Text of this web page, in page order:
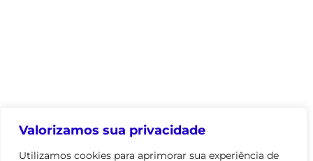
Valorizamos sua privacidade
Utilizamos cookies para aprimorar sua experiência de